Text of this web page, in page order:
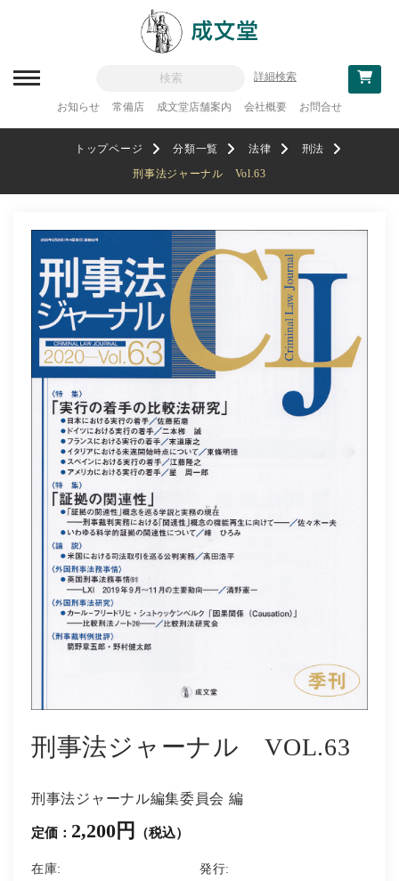
記念論集
法律
政治・経済・経営
社会学
教育学ほか
哲学・心理学・宗教学
スポーツ・健康科学
歴史・語学・文学・随筆等
学会誌等
追補・訂正情報
教科書採用
お知らせ 常備店 成文堂店舗案内 会社概要 お問合せ
詳細検索
トップページ 分類一覧 法律
刑法
刑事法ジャーナル Vol.63
刑事法ジャーナル VOL.63
刑事法ジャーナル編集委員会 編
定価： 2,200円 （税込）
在庫: 発行: